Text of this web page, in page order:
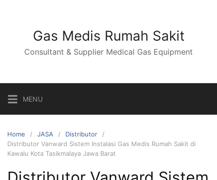
Gas Medis Rumah Sakit
Consultant & Supplier Medical Gas Equipment
MENU
Home JASA
Distributor
Distributor Vanward Sistem Instalasi Gas Medis Rumah Sakit di
Kawalu Kota Tasikmalaya Jawa Barat